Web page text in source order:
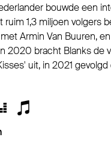
bouwde een
ruim 1,3 miljoen volgers
Armin Van Buuren,
In 2020 bracht Blanks
uit, in 2021